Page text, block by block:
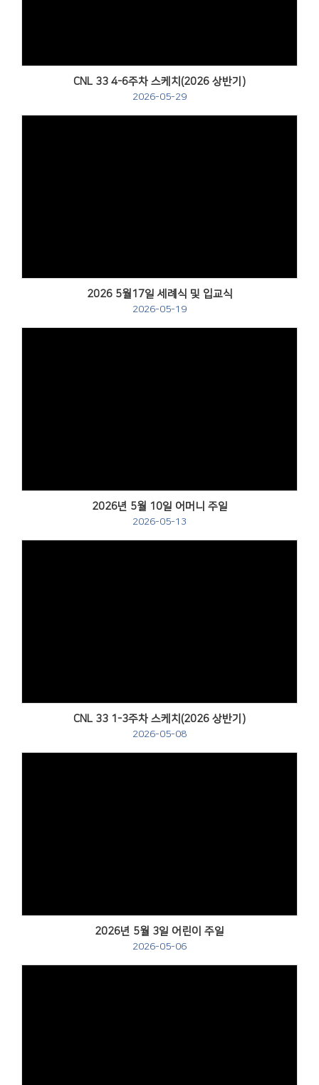
CNL 33 4-6주차 스케치(2026 상반기)
2026-05-29
2026 5월17일 세례식 및 입교식
2026-05-19
2026년 5월 10일 어머니 주일
2026-05-13
CNL 33 1-3주차 스케치(2026 상반기)
2026-05-08
2026년 5월 3일 어린이 주일
2026-05-06